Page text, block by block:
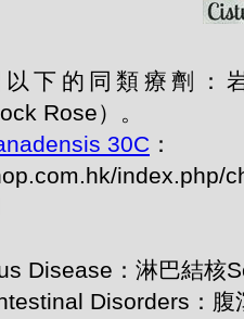
下的同類療劑：
Rose）。
30C ：
index.php/
Disease：淋巴結核
Disorders：腹